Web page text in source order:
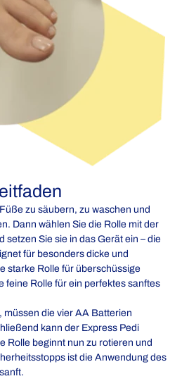
zu säubern, zu waschen und
Dann wählen Sie die Rolle mit der
setzen Sie sie in das Gerät ein – die
für besonders dicke und
starke Rolle für überschüssige
feine Rolle für ein perfektes sanftes
müssen die vier AA Batterien
kann der Express Pedi
Rolle beginnt nun zu rotieren und
ist die Anwendung des